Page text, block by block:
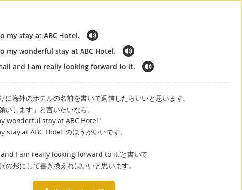
my stay at ABC Hotel.
my wonderful stay at ABC Hotel.
and I am really looking forward to it.
に海外のホテルの名前を書いて返信したらいいと思います。
いします」と言いたいなら、
wonderful stay at ABC Hotel.’
at ABC Hotel.’のほうがいいです。
I am really looking forward to it.’と書いて
形にして書き換えればいいと思います。